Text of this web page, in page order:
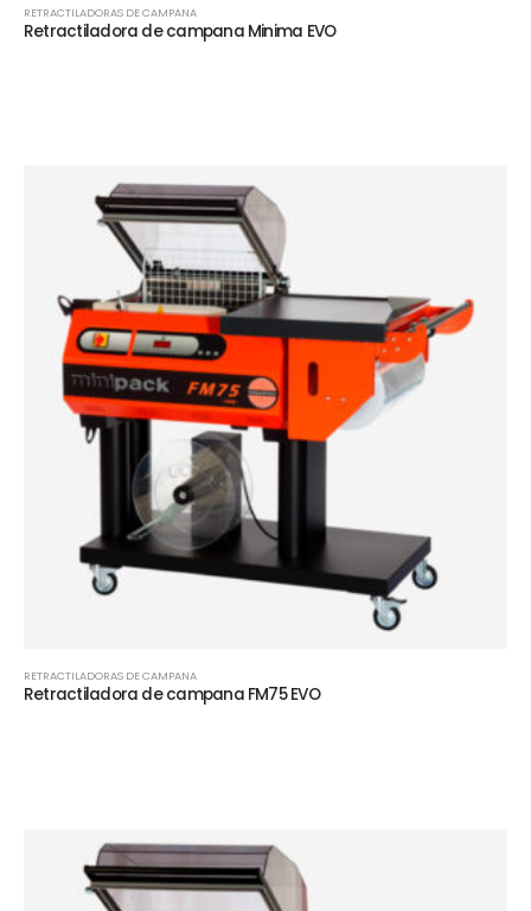
RETRACTILADORAS DE CAMPANA
Retractiladora de campana Minima EVO
RETRACTILADORAS DE CAMPANA
Retractiladora de campana FM75 EVO